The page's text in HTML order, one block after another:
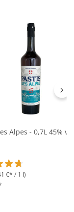
Sternen
Alpes - 0,7L 45% vol
€* / 1 l)